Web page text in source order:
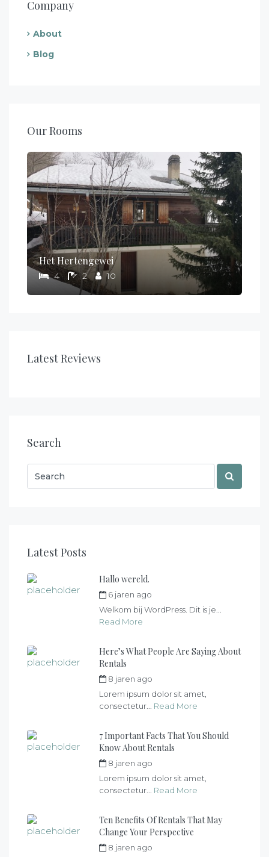
Company
About
Blog
Our Rooms
Het Hertengewei
4 2 10
Latest Reviews
Search
Latest Posts
Hallo wereld.
6 jaren ago
Welkom bij WordPress. Dit is je...
Read More
Here’s What People Are Saying About
Rentals
8 jaren ago
Lorem ipsum dolor sit amet,
consectetur... Read More
7 Important Facts That You Should
Know About Rentals
8 jaren ago
Lorem ipsum dolor sit amet,
consectetur... Read More
Ten Benefits Of Rentals That May
Change Your Perspective
8 jaren ago